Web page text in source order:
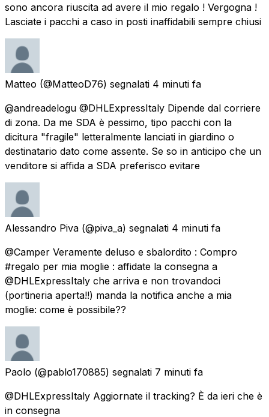
sono ancora riuscita ad avere il mio regalo ! Vergogna !
Lasciate i pacchi a caso in posti inaffidabili sempre chiusi
Matteo (@MatteoD76) segnalati 4 minuti fa
@andreadelogu @DHLExpressItaly Dipende dal corriere
di zona. Da me SDA è pessimo, tipo pacchi con la
dicitura "fragile" letteralmente lanciati in giardino o
destinatario dato come assente. Se so in anticipo che un
venditore si affida a SDA preferisco evitare
Alessandro Piva (@piva_a) segnalati 4 minuti fa
@Camper Veramente deluso e sbalordito : Compro
#regalo per mia moglie : affidate la consegna a
@DHLExpressItaly che arriva e non trovandoci
(portineria aperta!!) manda la notifica anche a mia
moglie: come è possibile??
Paolo (@pablo170885) segnalati 7 minuti fa
@DHLExpressItaly Aggiornate il tracking? È da ieri che è
in consegna